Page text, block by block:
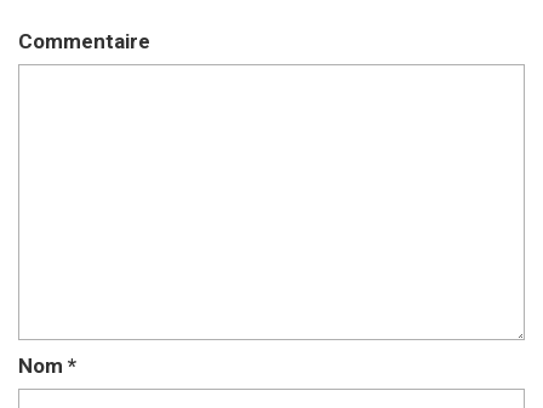
Commentaire
Nom *